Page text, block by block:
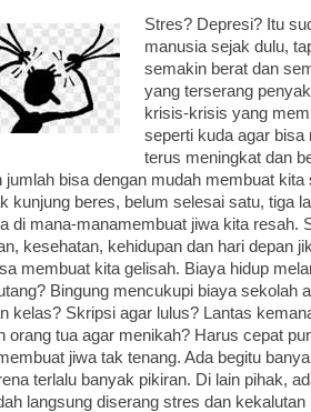
Stres? Depresi? Itu
manusia sejak dulu,
semakin berat dan
yang terserang
krisis-krisis yang
seperti kuda agar bisa
terus meningkat dan
jumlah bisa dengan mudah membuat
kunjung beres, belum selesai satu, tiga
di mana-manamembuat jiwa kita resah.
kesehatan, kehidupan dan hari depan
membuat kita gelisah. Biaya hidup
Bingung mencukupi biaya sekolah
kelas? Skripsi agar lulus? Lantas
orang tua agar menikah? Harus cepat
jiwa tak tenang. Ada begitu
terlalu banyak pikiran. Di lain pihak,
langsung diserang stres dan